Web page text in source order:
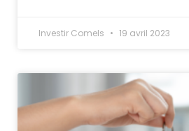
Investir Comels 19 avril 2023